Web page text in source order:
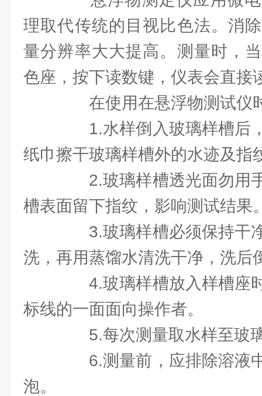
理取代传统的目视比色法。消
量分辨率大大提高。测量时，
色座，按下读数键，仪表会直接
在使用在悬浮物测试仪
1.水样倒入玻璃样槽后
纸巾擦干玻璃样槽外的水迹及指
2.玻璃样槽透光面勿用
槽表面留下指纹，影响测试结果
3.玻璃样槽必须保持干
洗，再用蒸馏水清洗干净，洗后
4.玻璃样槽放入样槽座
标线的一面面向操作者。
5.每次测量取水样至玻
6.测量前，应排除溶液
泡。